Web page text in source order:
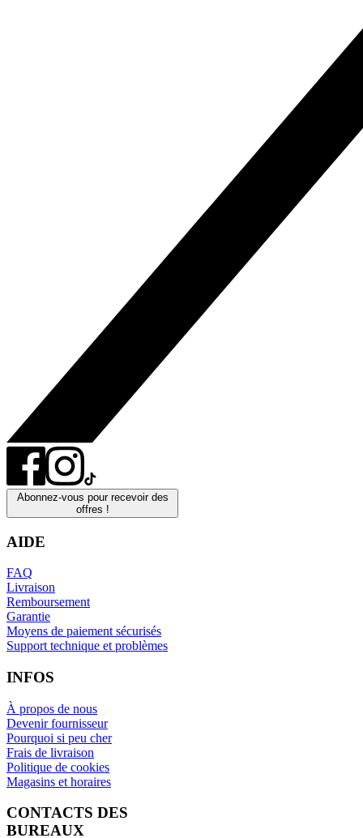
Abonnez-vous pour recevoir des
offres !
AIDE
FAQ
Livraison
Remboursement
Garantie
Moyens de paiement sécurisés
Support technique et problèmes
INFOS
À propos de nous
Devenir fournisseur
Pourquoi si peu cher
Frais de livraison
Politique de cookies
Magasins et horaires
CONTACTS DES
BUREAUX